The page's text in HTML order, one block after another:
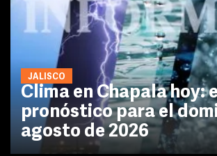
JALISCO
Clima en Chapala hoy:
pronóstico para el
agosto de 2026